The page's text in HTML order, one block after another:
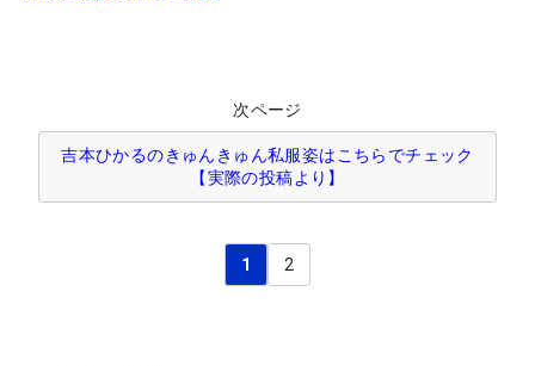
次ページ
吉本ひかるのきゅんきゅん私服姿はこちらでチェック
【実際の投稿より】
1 2